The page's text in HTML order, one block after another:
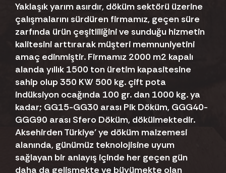
Yaklaşık yarım asırdır, döküm sektörü üzerine
çalışmalarını sürdüren firmamız, geçen süre
zarfında ürün çeşitliliğini ve sunduğu hizmetin
kalitesini arttırarak müşteri memnuniyetini
amaç edinmiştir. Firmamız 2000 m2 kapalı
alanda yıllık 1500 ton üretim kapasitesine
sahip olup 350 KW 500 kg. çift pota
indüksiyon ocağında 100 gr. dan 1000 kg. ya
kadar; GG15-GG30 arası Pik Döküm, GGG40-
GGG90 arası Sfero Döküm, dökülmektedir.
Aksehirden Türkiye' ye döküm malzemesi
alanında, günümüz teknolojisine uyum
sağlayan bir anlayış içinde her geçen gün
daha da gelişmekte ve büyümekte olan